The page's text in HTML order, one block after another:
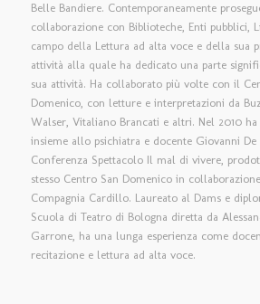
Belle Bandiere. Contemporaneamente
collaborazione con Biblioteche, Enti pubblici,
campo della Lettura ad alta voce e della sua
attività alla quale ha dedicato una parte
sua attività. Ha collaborato più volte con il
Domenico, con letture e interpretazioni da
Walser, Vitaliano Brancati e altri. Nel 2010 ha
insieme allo psichiatra e docente Giovanni De
Conferenza Spettacolo Il mal di vivere,
stesso Centro San Domenico in
Compagnia Cardillo. Laureato al Dams e
Scuola di Teatro di Bologna diretta da
Garrone, ha una lunga esperienza come
recitazione e lettura ad alta voce.